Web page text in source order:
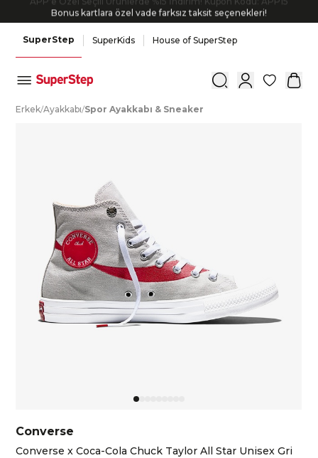
Bonus kartlara özel vade farksız taksit seçenekleri!
SuperStep SuperKids House of SuperStep
0
Erkek/Ayakkabı/Spor Ayakkabı & Sneaker
Converse
Converse x Coca-Cola Chuck Taylor All Star Unisex Gri